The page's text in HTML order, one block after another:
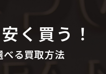
く買う！
べる買取方法